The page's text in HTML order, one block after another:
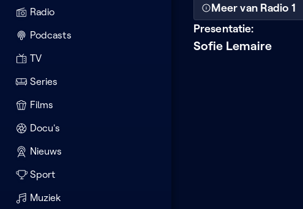
Radio
Podcasts
TV
Series
Films
Docu's
Nieuws
Sport
Muziek
Meer van Radio 1
Presentatie:
Sofie Lemaire